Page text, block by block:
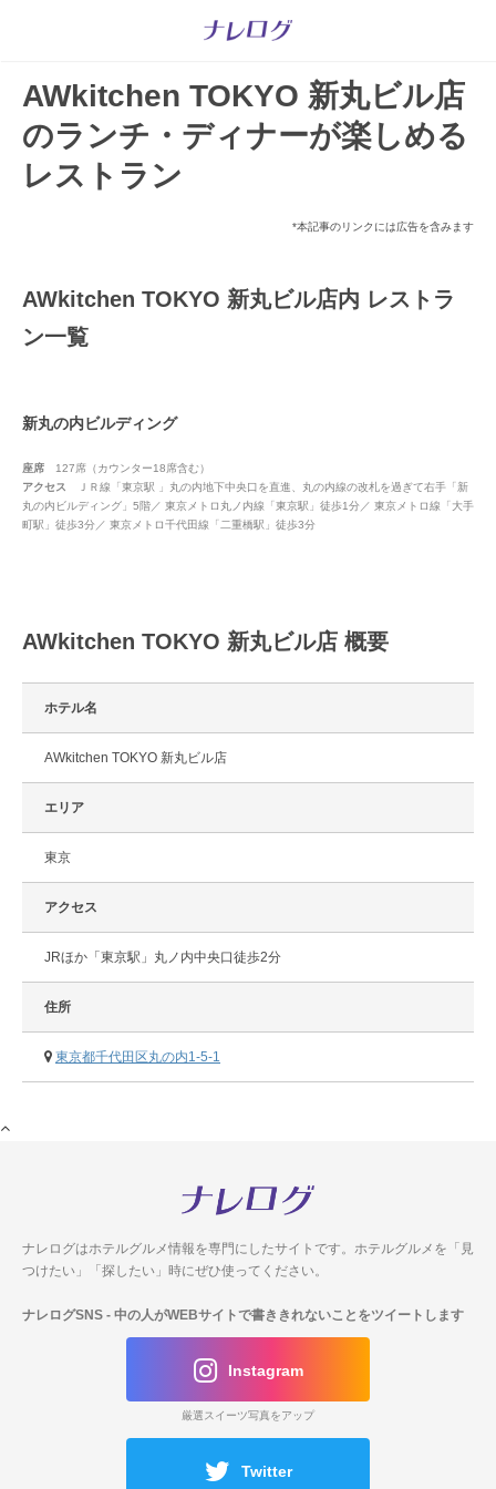
AWkitchen TOKYO 新丸ビル店
のランチ・ディナーが楽しめる
レストラン
*本記事のリンクには広告を含みます
AWkitchen TOKYO 新丸ビル店内 レストラ
ン一覧
新丸の内ビルディング
座席 127席（カウンター18席含む）
アクセス ＪＲ線「東京駅 」丸の内地下中央口を直進、丸の内線の改札を過ぎて右手「新
丸の内ビルディング」5階／ 東京メトロ丸ノ内線「東京駅」徒歩1分／ 東京メトロ線「大手
町駅」徒歩3分／ 東京メトロ千代田線「二重橋駅」徒歩3分
AWkitchen TOKYO 新丸ビル店 概要
ホテル名
AWkitchen TOKYO 新丸ビル店
エリア
東京
アクセス
JRほか「東京駅」丸ノ内中央口徒歩2分
住所
東京都千代田区丸の内1-5-1
ナレログはホテルグルメ情報を専門にしたサイトです。 ホテルグルメを「見
つけたい」「探したい」時にぜひ使ってください。
ナレログSNS - 中の人がWEBサイトで書ききれないことをツイートします
Instagram
厳選スイーツ写真をアップ
Twitter